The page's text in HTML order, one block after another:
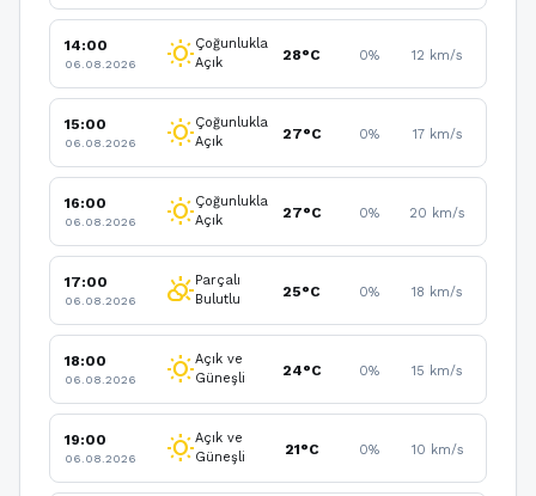
14:00
06.08.2026 wb_sunnyÇoğunlukla
Açık
28°C 0% 12 km/s
15:00
06.08.2026 wb_sunnyÇoğunlukla
Açık
27°C 0% 17 km/s
16:00
06.08.2026 wb_sunnyÇoğunlukla
Açık
27°C 0% 20 km/s
17:00
06.08.2026 partly_cloudy_dayParçalı
Bulutlu
25°C 0% 18 km/s
18:00
06.08.2026 wb_sunnyAçık ve
Güneşli
24°C 0% 15 km/s
19:00
06.08.2026 wb_sunnyAçık ve
Güneşli
21°C 0% 10 km/s